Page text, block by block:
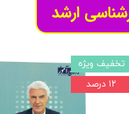
تخفیف ویژه
۱۲ درصد
ارشد